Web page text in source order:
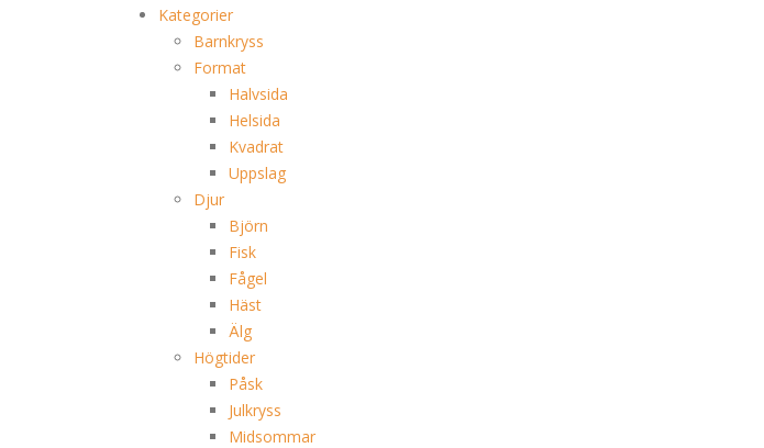
Kategorier
Barnkryss
Format
Halvsida
Helsida
Kvadrat
Uppslag
Djur
Björn
Fisk
Fågel
Häst
Älg
Högtider
Påsk
Julkryss
Midsommar